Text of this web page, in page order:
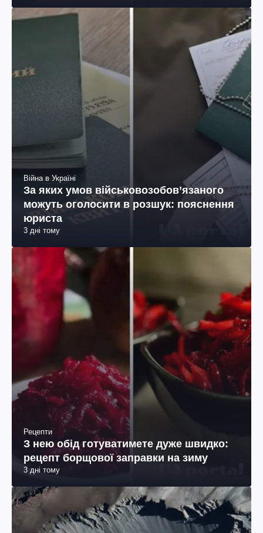
Війна в Україні
За яких умов військовозобов’язаного
можуть оголосити в розшук: пояснення
юриста
3 дні тому
Рецепти
З нею обід готуватимете дуже швидко:
рецепт борщової заправки на зиму
3 дні тому